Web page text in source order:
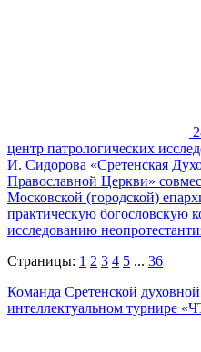
центр патрологических
И. Сидорова «Сретенская
Православной Церкви»
Московской (городской)
практическую богословскую
исследованию
Страницы: 1 2 3 4 5 ... 36
Команда Сретенской
интеллектуальном турнире